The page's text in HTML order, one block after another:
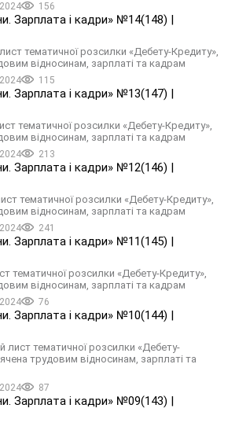
156
Зарплата і кадри» №14(148) |
тематичної розсилки «Дебету-Кредиту»,
відносинам, зарплаті та кадрам
115
Зарплата і кадри» №13(147) |
тематичної розсилки «Дебету-Кредиту»,
відносинам, зарплаті та кадрам
213
Зарплата і кадри» №12(146) |
тематичної розсилки «Дебету-Кредиту»,
відносинам, зарплаті та кадрам
241
Зарплата і кадри» №11(145) |
тематичної розсилки «Дебету-Кредиту»,
відносинам, зарплаті та кадрам
76
Зарплата і кадри» №10(144) |
лист тематичної розсилки «Дебету-
трудовим відносинам, зарплаті та
87
Зарплата і кадри» №09(143) |